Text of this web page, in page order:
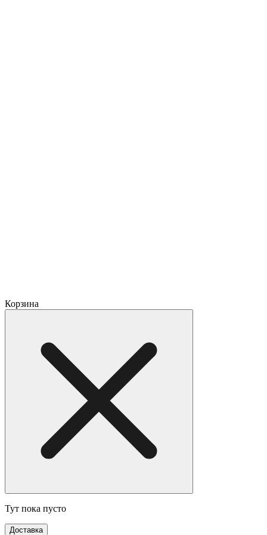
Корзина
Тут пока пусто
Доставка